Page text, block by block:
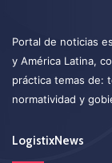
Portal de noticias
y América Latina,
práctica temas de:
normatividad y
LogistixNews